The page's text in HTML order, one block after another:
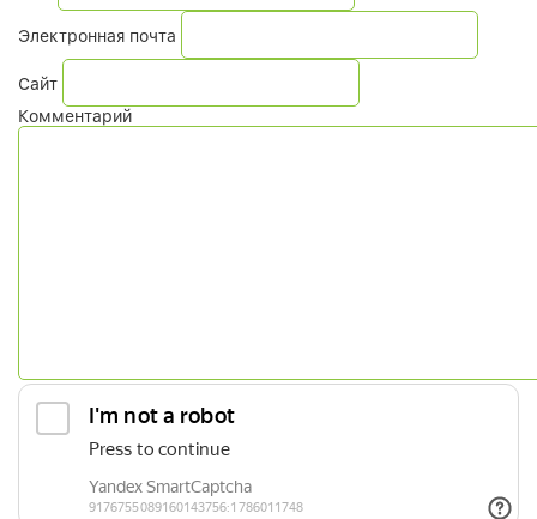
Электронная почта
Сайт
Комментарий